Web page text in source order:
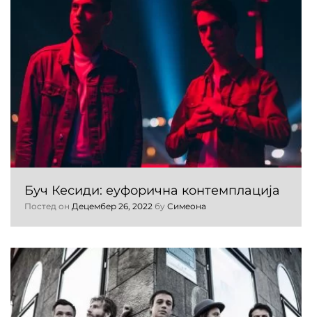
Буч Кесиди: еуфорична контемплација
Постед он Децембер 26, 2022 бy Симеона